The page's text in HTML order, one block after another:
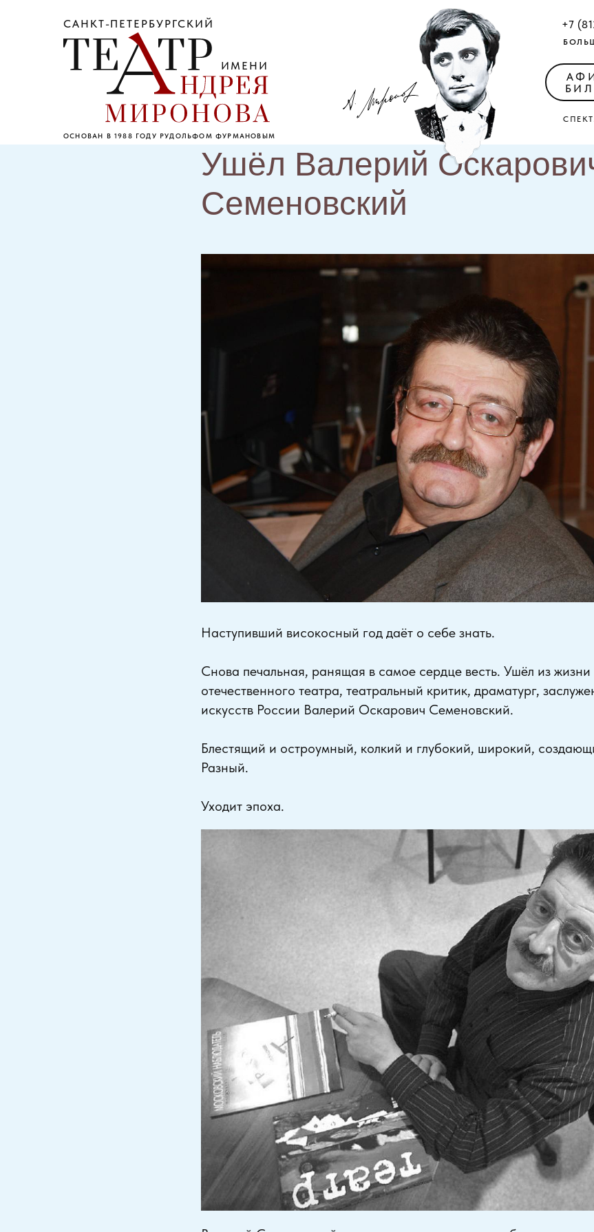
САНКТ-ПЕТЕРБУРГСКИЙ
ИМЕНИ
ОСНОВАН В 1988 ГОДУ РУДОЛЬФОМ ФУРМАНОВЫМ
+7
Ушёл Валерий
Семеновский
Наступивший високосный год даёт о себе знать.
Снова печальная, ранящая в самое сердце весть. Ушёл из
отечественного театра, театральный критик, драматург,
искусств России Валерий Оскарович Семеновский.
Блестящий и остроумный, колкий и глубокий, широкий,
Разный.
Уходит эпоха.